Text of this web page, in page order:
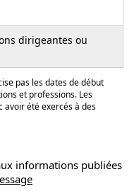
dirigeantes ou
pas les dates de début
et professions. Les
avoir été exercés à des
informations publiées